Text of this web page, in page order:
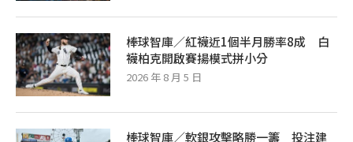
棒球智庫／紅襪近1個半月勝率8成 白
襪柏克開啟賽揚模式拼小分
2026 年 8 月 5 日
棒球智庫／軟銀攻擊略勝一籌 投注建